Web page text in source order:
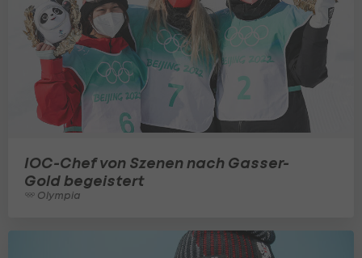
IOC-Chef von Szenen nach Gasser-
Gold begeistert
Olympia